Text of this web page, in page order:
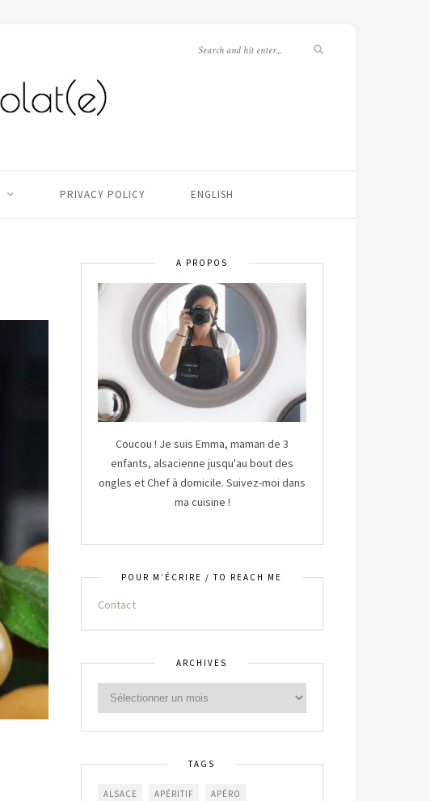
PRIVACY POLICY ENGLISH
A PROPOS
Coucou ! Je suis Emma, maman de 3
enfants, alsacienne jusqu'au bout des
ongles et Chef à domicile. Suivez-moi dans
ma cuisine !
POUR M’ÉCRIRE / TO REACH ME
Contact
ARCHIVES
TAGS
ALSACE APÉRITIF APÉRO